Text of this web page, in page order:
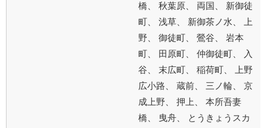
橋、 秋葉原、 両国、 新御徒
町、 浅草、 新御茶ノ水、 上
野、 御徒町、 鶯谷、 岩本
町、 田原町、 仲御徒町、 入
谷、 末広町、 稲荷町、 上野
広小路、 蔵前、 三ノ輪、 京
成上野、 押上、 本所吾妻
橋、 曳舟、 とうきょうスカ